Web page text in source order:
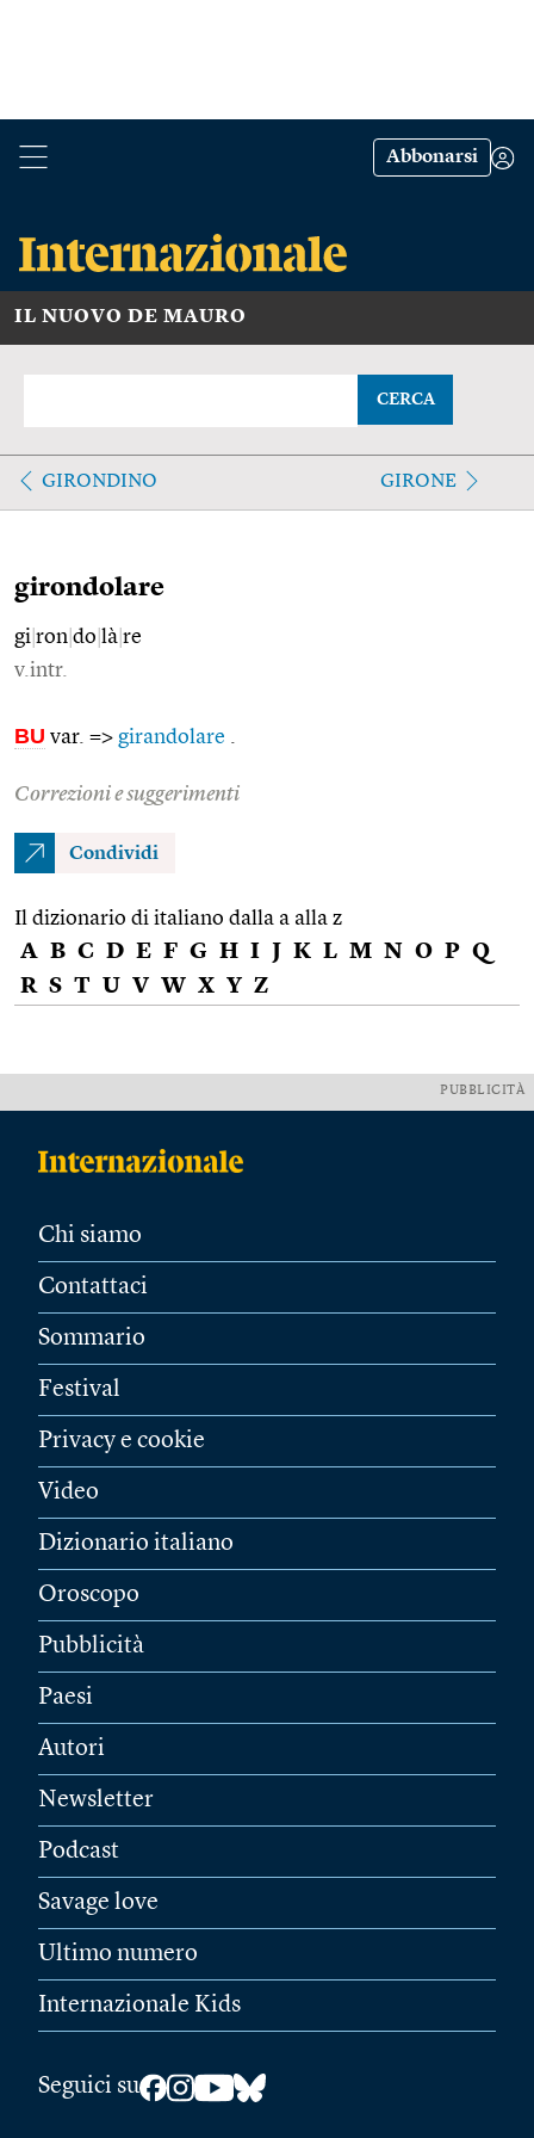
Abbonarsi
IL NUOVO DE MAURO
CERCA
GIRONDINO GIRONE
girondolare
gi ron do là re
v.intr.
BU var. => girandolare
Correzioni e suggerimenti
Condividi
Il dizionario di italiano dalla a alla z
A B C D E F G H I J K L M N O P Q
R S T U V W X Y Z
PUBBLICITÀ
Chi siamo
Contattaci
Sommario
Festival
Privacy e cookie
Video
Dizionario italiano
Oroscopo
Pubblicità
Paesi
Autori
Newsletter
Podcast
Savage love
Ultimo numero
Internazionale Kids
Seguici su